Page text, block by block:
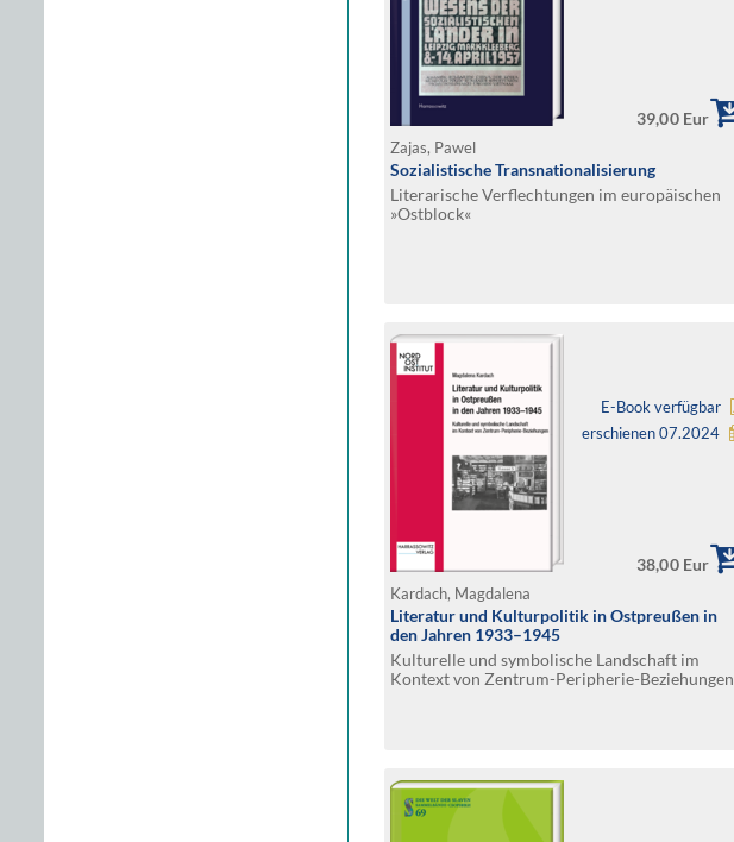
39,00 Eur
Zajas, Pawel
Sozialistische Transnationalisierung
Literarische Verflechtungen im europäischen
»Ostblock«
E-Book verfügbar
erschienen 07.2024
38,00 Eur
Kardach, Magdalena
Literatur und Kulturpolitik in Ostpreußen in
den Jahren 1933–1945
Kulturelle und symbolische Landschaft im
Kontext von Zentrum-Peripherie-Beziehungen